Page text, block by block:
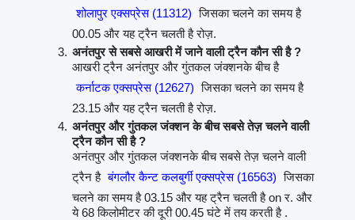
शोलापुर एक्सप्रेस (11312) जिसका चलने का समय है
00.05 और यह ट्रैन चलती है रोज़.
अनंतपुर से सबसे आखरी में जाने वाली ट्रैन कौन सी है ?
आखरी ट्रैन अनंतपुर और गुंतकल जंक्शनके बीच है
कर्नाटक एक्सप्रेस (12627) जिसका चलने का समय है
23.15 और यह ट्रैन चलती है रोज़.
अनंतपुर और गुंतकल जंक्शन के बीच सबसे तेज़ चलने वाली
ट्रैन कौन सी है ?
अनंतपुर और गुंतकल जंक्शनके बीच सबसे तेज़ चलने वाली
ट्रैन है बंगलौर कैन्ट कलबुर्गी एक्सप्रेस (16563) जिसका
चलने का समय है 03.15 और यह ट्रैन चलती है on र. और
ये 68 किलोमीटर की दूरी 00.45 घंटे में तय करती है .